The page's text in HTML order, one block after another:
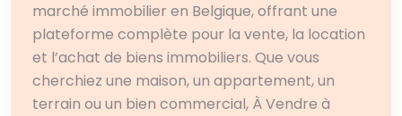
marché immobilier en Belgique, offrant une
plateforme complète pour la vente, la location
et l’achat de biens immobiliers. Que vous
cherchiez une maison, un appartement, un
terrain ou un bien commercial, À Vendre à